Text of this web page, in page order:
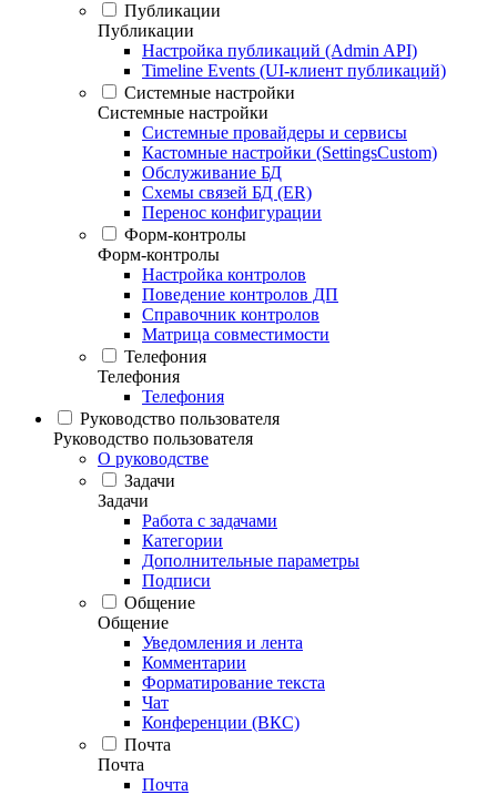
Публикации
Публикации
Настройка публикаций (Admin API)
Timeline Events (UI-клиент публикаций)
Системные настройки
Системные настройки
Системные провайдеры и сервисы
Кастомные настройки (SettingsCustom)
Обслуживание БД
Схемы связей БД (ER)
Перенос конфигурации
Форм-контролы
Форм-контролы
Настройка контролов
Поведение контролов ДП
Справочник контролов
Матрица совместимости
Телефония
Телефония
Телефония
Руководство пользователя
Руководство пользователя
О руководстве
Задачи
Задачи
Работа с задачами
Категории
Дополнительные параметры
Подписи
Общение
Общение
Уведомления и лента
Комментарии
Форматирование текста
Чат
Конференции (ВКС)
Почта
Почта
Почта